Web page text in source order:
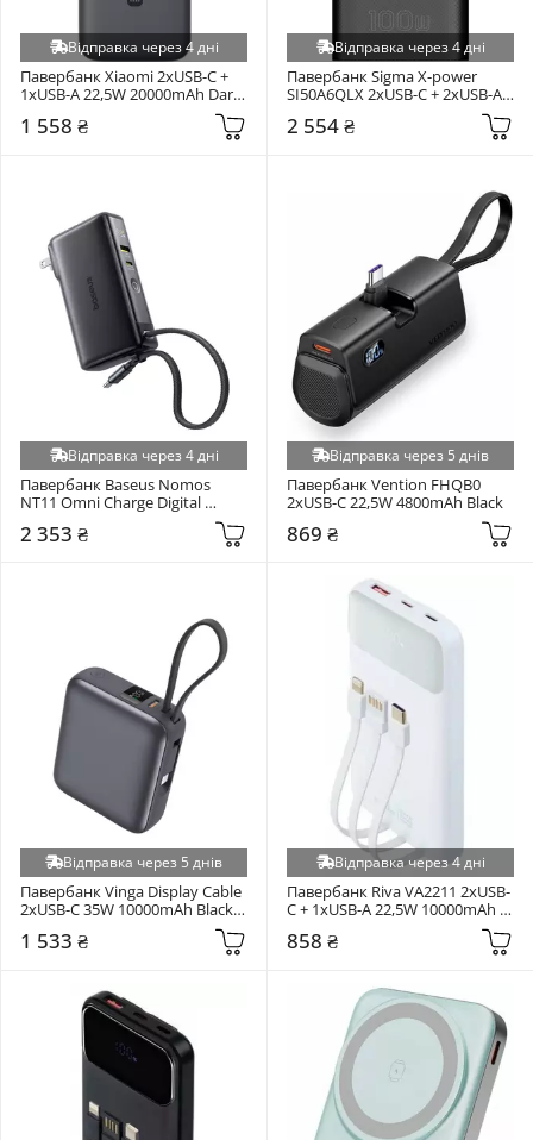
Відправка через 4 дні
Павербанк Xiaomi 2xUSB-C +
1xUSB-A 22,5W 20000mAh Dark
1 558 ₴
Відправка через 4 дні
Павербанк Sigma X-power
SI50A6QLX 2xUSB-C + 2xUSB-A
2 554 ₴
Відправка через 4 дні
Павербанк Baseus Nomos
NT11 Omni Charge Digital
Display 2xUSB-C + 1xUSB-A 67W
10000mAh Black
2 353 ₴
Відправка через 5 днів
Павербанк Vention FHQB0
2xUSB-C 22,5W 4800mAh Black
869 ₴
Відправка через 5 днів
Павербанк Vinga Display Cable
2xUSB-C 35W 10000mAh Black
1 533 ₴
Відправка через 4 дні
Павербанк Riva VA2211 2xUSB-
C + 1xUSB-A 22,5W 10000mAh
858 ₴